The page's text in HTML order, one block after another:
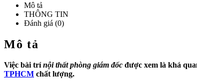
Mô tả
THÔNG TIN
Đánh giá (0)
Mô tả
Việc bài trínội thất phòng giám đốc được xem là khá
TPHCM chất lượng.